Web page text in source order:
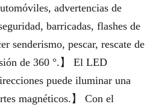
advertencias de
barricadas, flashes de
senderismo, pescar, rescate de
de 360 ​​°.】 El LED
puede iluminar una
magnéticos.】 Con el